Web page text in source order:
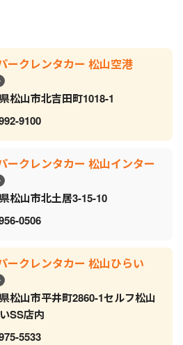
ークレンタカー 松山空港
松山市北吉田町1018-1
9100
ークレンタカー 松山インター
松山市北土居3-15-10
0506
ークレンタカー 松山ひらい
松山市平井町2860-1セルフ松山
SS店内
5533